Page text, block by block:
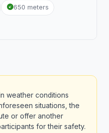
650 meters
weather conditions
situations, the
or offer another
for their safety.